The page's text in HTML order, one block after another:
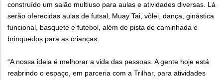
construído um salão multiuso para aulas e atividades diversas. Lá
serão oferecidas aulas de futsal, Muay Tai, vôlei, dança, ginástica
funcional, basquete e futebol, além de pista de caminhada e
brinquedos para as crianças.
“A nossa ideia é melhorar a vida das pessoas. A gente hoje está
reabrindo o espaço, em parceria com a Trilhar, para atividades